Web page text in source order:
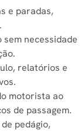
e paradas,
necessidade
relatórios e
motorista ao
de passagem.
pedágio,